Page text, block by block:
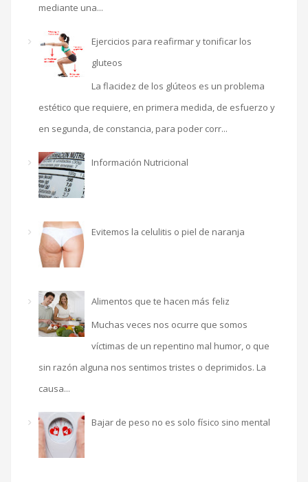
mediante una...
Ejercicios para reafirmar y tonificar los
gluteos
La flacidez de los glúteos es un problema
estético que requiere, en primera medida, de esfuerzo y
en segunda, de constancia, para poder corr...
Información Nutricional
Evitemos la celulitis o piel de naranja
Alimentos que te hacen más feliz
Muchas veces nos ocurre que somos
víctimas de un repentino mal humor, o que
sin razón alguna nos sentimos tristes o deprimidos. La
causa...
Bajar de peso no es solo físico sino mental